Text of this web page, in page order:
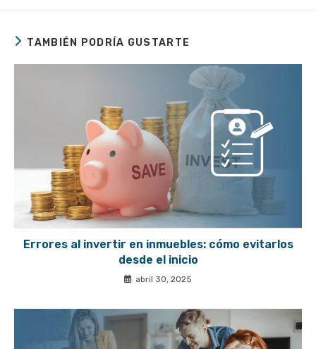
TAMBIÉN PODRÍA GUSTARTE
Errores al invertir en inmuebles: cómo evitarlos
desde el inicio
abril 30, 2025